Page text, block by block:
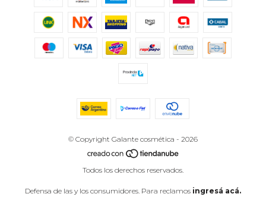
© Copyright Galante cosmética - 2026
Todos los derechos reservados.
Defensa de las y los consumidores. Para reclamos ingresá acá.